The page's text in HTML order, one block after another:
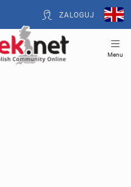
ZALOGUJ
Menu